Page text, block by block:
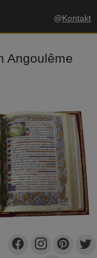
@Kontakt
Angoulême